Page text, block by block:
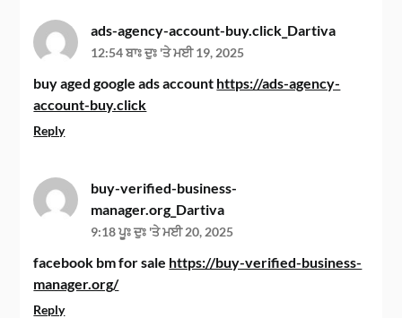
ads-agency-account-buy.click_Dartiva
12:54 ਬਾਃ ਦੁਃ 'ਤੇ ਮਈ 19, 2025
buy aged google ads account https://ads-agency-
account-buy.click
Reply
buy-verified-business-
manager.org_Dartiva
9:18 ਪੂਃ ਦੁਃ 'ਤੇ ਮਈ 20, 2025
facebook bm for sale https://buy-verified-business-
manager.org/
Reply